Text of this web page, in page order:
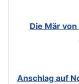
Die Mär
Anschlag auf